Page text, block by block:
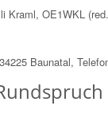
Kraml, OE1WKL
Baunatal,